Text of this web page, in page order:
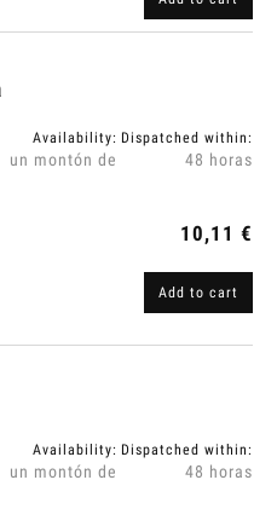
Availability:
un montón de
Dispatched within:
48 horas
10,11 €
Add to cart
Availability:
un montón de
Dispatched within:
48 horas